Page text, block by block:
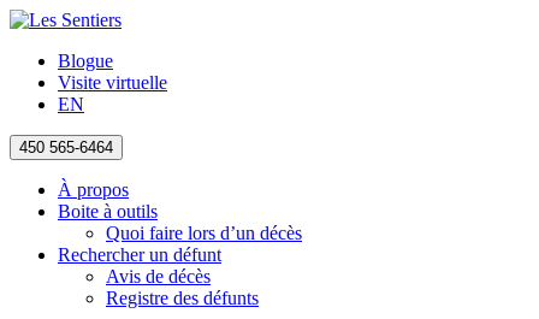
Blogue
Visite virtuelle
EN
450 565-6464
À propos
Boite à outils
Quoi faire lors d’un décès
Rechercher un défunt
Avis de décès
Registre des défunts